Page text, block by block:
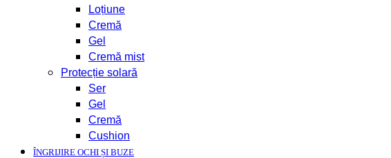
Loțiune
Cremă
Gel
Cremă mist
Protecție solară
Ser
Gel
Cremă
Cushion
ÎNGRIJIRE OCHI ȘI BUZE